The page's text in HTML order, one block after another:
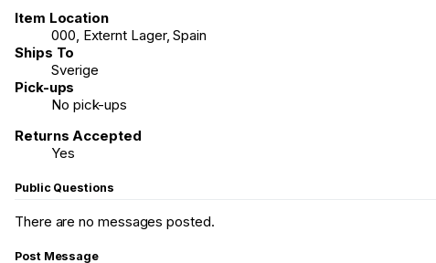
Item Location
000, Externt Lager, Spain
Ships To
Sverige
Pick-ups
No pick-ups
Returns Accepted
Yes
Public Questions
There are no messages posted.
Post Message